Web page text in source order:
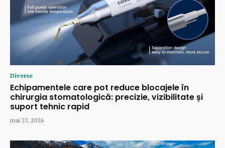
Diverse
Echipamentele care pot reduce blocajele în
chirurgia stomatologică: precizie, vizibilitate și
suport tehnic rapid
mai 27, 2026